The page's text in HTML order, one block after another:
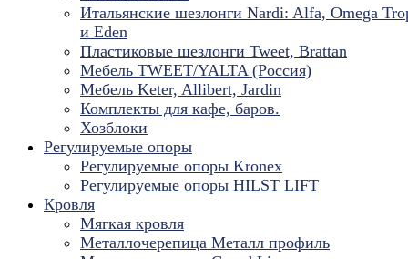
Итальянские шезлонги Nardi: Alfa, Omega
и Eden
Пластиковые шезлонги Tweet, Brattan
Мебель TWEET/YALTA (Россия)
Мебель Keter, Allibert, Jardin
Комплекты для кафе, баров.
Хозблоки
Регулируемые опоры
Регулируемые опоры Kronex
Регулируемые опоры HILST LIFT
Кровля
Мягкая кровля
Металлочерепица Металл профиль